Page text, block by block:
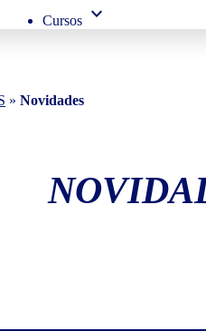
Cursos keyboard_arrow_down
» Novidades